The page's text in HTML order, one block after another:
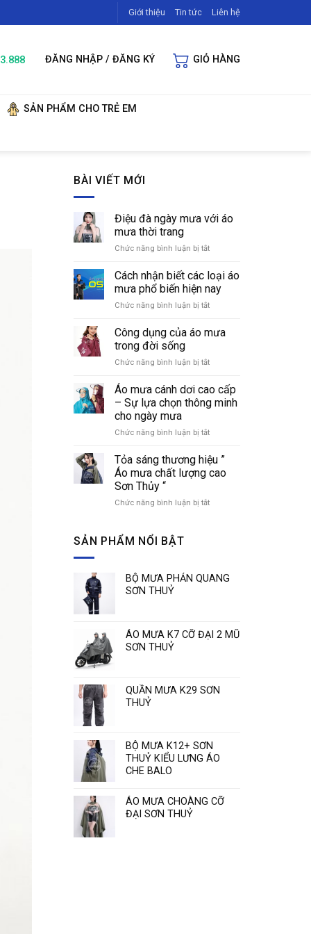
Giới thiệu Tin tức Liên hệ
ĐĂNG NHẬP / ĐĂNG KÝ GIỎ HÀNG
SẢN PHẨM CHO TRẺ EM
BÀI VIẾT MỚI
Điệu đà ngày mưa với áo
mưa thời trang
Chức năng bình luận bị tắt
đà
ngày
mưa
mưa
Cách nhận biết các loại áo
mưa phổ biến hiện nay
Chức năng bình luận bị tắt
nhận
mưa
phổ
biến
Công dụng của áo mưa
trong đời sống
Chức năng bình luận bị tắt
dụng
áo
sống
Áo mưa cánh dơi cao cấp
– Sự lựa chọn thông minh
cho ngày mưa
Chức năng bình luận bị tắt
mưa
cánh
dơi
minh
Tỏa sáng thương hiệu ”
Áo mưa chất lượng cao
Sơn Thủy “
Chức năng bình luận bị tắt
Áo
Sơn
SẢN PHẨM NỔI BẬT
BỘ MƯA PHẢN QUANG
SƠN THUỶ
ÁO MƯA K7 CỠ ĐẠI 2 MŨ
SƠN THUỶ
QUẦN MƯA K29 SƠN
THUỶ
BỘ MƯA K12+ SƠN
THUỶ KIỂU LƯNG ÁO
CHE BALO
ÁO MƯA CHOÀNG CỠ
ĐẠI SƠN THUỶ